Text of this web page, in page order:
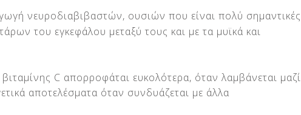
νευροδιαβιβαστών, ουσιών που είναι πολύ σημαντικές
του εγκεφάλου μεταξύ τους και με τα μυϊκά και
C απορροφάται ευκολότερα, όταν λαμβάνεται μαζί
αποτελέσματα όταν συνδυάζεται με άλλα